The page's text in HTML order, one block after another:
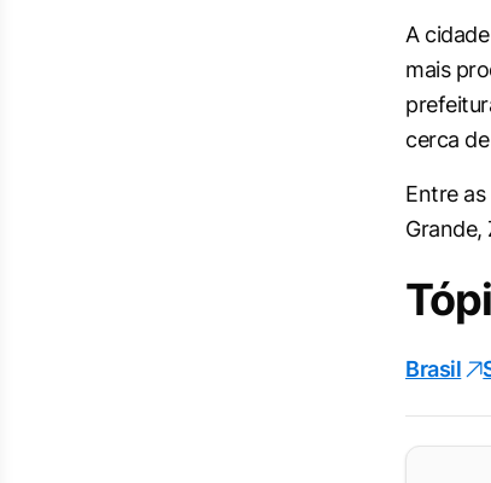
A
mais
cerca
Entre
Grande,
Brasil